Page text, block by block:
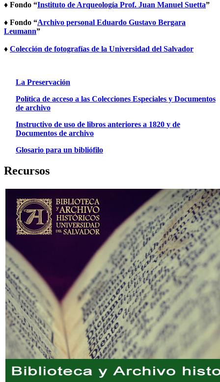
♦ Fondo “Instituto de Arqueología Prof. Juan Manuel Suetta”
♦ Fondo “Archivo personal Eduardo Gustavo Bergara
Leumann”
♦ Colección de fotografías de la Universidad del Salvador
La Preservación
Política de acceso a las Colecciones Especiales y Documentos
de archivo
Instructivo de uso de libros anteriores a 1820 y de
Documentos de archivo
Glosario para un bibliófilo
Recursos